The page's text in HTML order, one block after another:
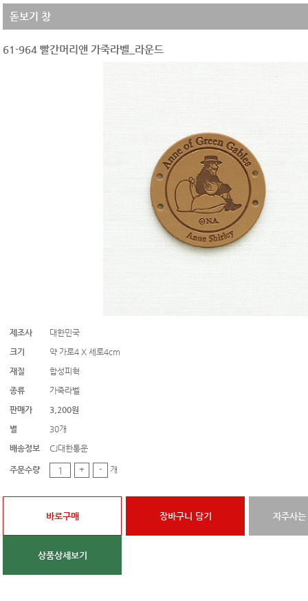
돋보기 창
61-964 빨간머리앤 가죽라벨_라운드
제조사
대한민국
크기
약 가로4 X 세로4cm
재질
합성피혁
종류
가죽라벨
판매가
3,200원
별
30개
배송정보
CJ대한통운
주문수량 + - 개
바로구매 장바구니 담기 자주사
상품상세보기